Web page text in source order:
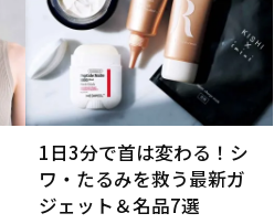
1日3分で首は変わる！シ
ワ・たるみを救う最新ガ
ジェット＆名品7選